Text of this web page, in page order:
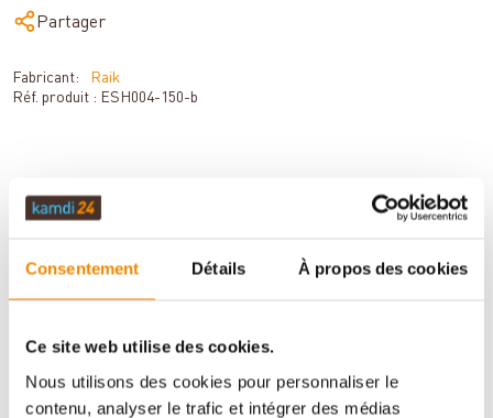
Consentement Détails À propos des cookies
Ce site web utilise des cookies.
Nous utilisons des cookies pour personnaliser le
contenu, analyser le trafic et intégrer des médias
Partager
Fabricant:
Raik
Réf. produit : ESH004-150-b
DESCRIPTION
ÉVALUATIONS (0)